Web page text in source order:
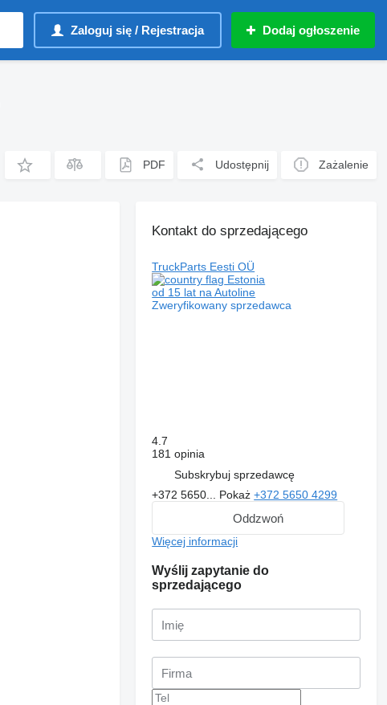
Zaloguj się / Rejestracja Dodaj ogłoszenie
PDF Udostępnij Zażalenie
Kontakt do sprzedającego
TruckParts Eesti OÜ
Estonia
od 15 lat na Autoline
Zweryfikowany sprzedawca
4.7
181 opinia
Subskrybuj sprzedawcę
+372 5650... Pokaż+372 5650 4299
Oddzwoń
Więcej informacji
Wyślij zapytanie do
sprzedającego